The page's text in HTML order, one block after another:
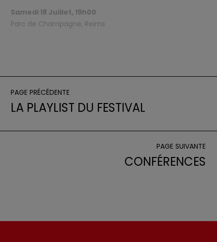
Samedi 18 Juillet, 19h00
Parc de Champagne, Reims
PAGE PRÉCÉDENTE
LA PLAYLIST DU FESTIVAL
PAGE SUIVANTE
CONFÉRENCES